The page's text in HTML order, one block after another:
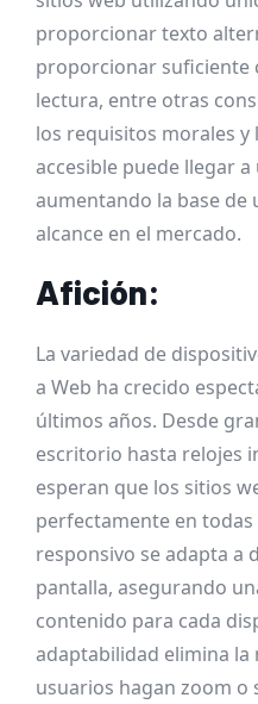
proporcionar texto
proporcionar suficiente
lectura, entre otras
los requisitos morales y
accesible puede llegar
aumentando la base de
alcance en el mercado.
Afición:
La variedad de
a Web ha crecido
últimos años. Desde
escritorio hasta relojes
esperan que los sitios
perfectamente en
responsivo se adapta a
pantalla, asegurando
contenido para cada
adaptabilidad elimina la
usuarios hagan zoom o